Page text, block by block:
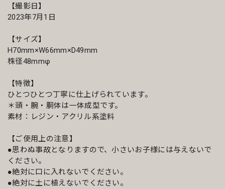
【撮影日】
2023年7月1日
【サイズ】
H70mm×W66mm×D49mm
株径48mmφ
【特徴】
ひとつひとつ丁寧に仕上げられています。
＊頭・腕・胴体は一体成型です。
素材：レジン・アクリル系塗料
【ご使用上の注意】
●思わぬ事故となりますので、小さいお子様には与えないで
ください。
●絶対に口に入れないでください。
●絶対に土に植えないでください。